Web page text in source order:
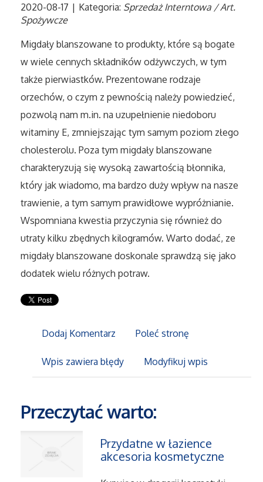
Sprzedaż Interntowa
Biżuteria
Meble
Wyposażenie Wnętrz
Wyposażenie Łazienki
Sport
Elektronika, RTV, AGD
Materiały Eksploatacyjne
Inne Sklepy
Elektronarzędzia
2020-08-17 | Kategoria: Sprzedaż Interntowa / Art.
Spożywcze
Migdały blanszowane to produkty, które są bogate
w wiele cennych składników odżywczych, w tym
także pierwiastków. Prezentowane rodzaje
orzechów, o czym z pewnością należy powiedzieć,
pozwolą nam m.in. na uzupełnienie niedoboru
witaminy E, zmniejszając tym samym poziom złego
cholesterolu. Poza tym migdały blanszowane
charakteryzują się wysoką zawartością błonnika,
który jak wiadomo, ma bardzo duży wpływ na nasze
trawienie, a tym samym prawidłowe wypróżnianie.
Wspomniana kwestia przyczynia się również do
utraty kilku zbędnych kilogramów. Warto dodać, ze
migdały blanszowane doskonale sprawdzą się jako
dodatek wielu różnych potraw.
Dodaj Komentarz Poleć stronę
Wpis zawiera błędy Modyfikuj wpis
Przeczytać warto:
Przydatne w łazience
akcesoria kosmetyczne